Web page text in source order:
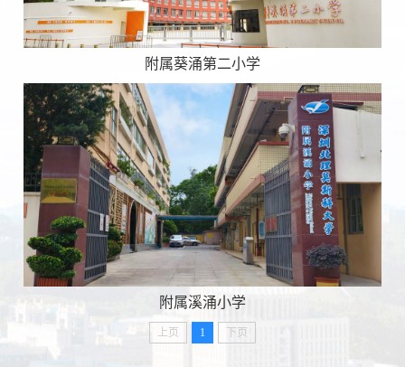
附属葵涌第二小学
附属溪涌小学
上页 1 下页